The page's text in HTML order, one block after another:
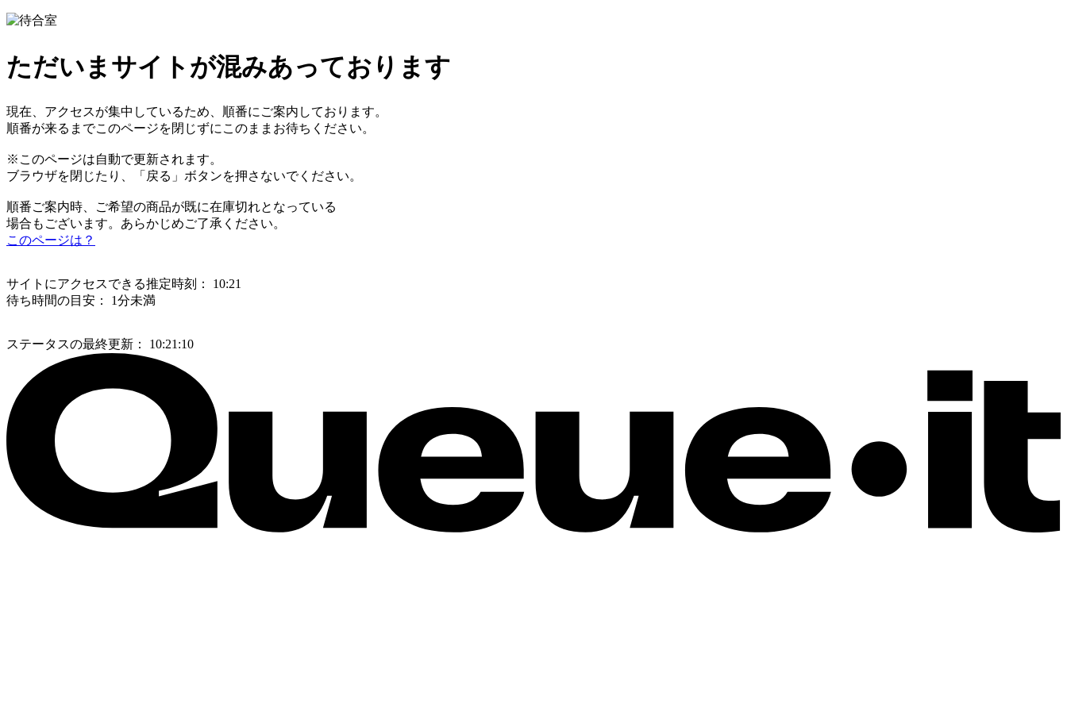
ただいまサイトが混みあっております
現在、アクセスが集中しているため、順番にご案内しております。
順番が来るまでこのページを閉じずにこのままお待ちください。
※このページは自動で更新されます。
ブラウザを閉じたり、「戻る」ボタンを押さないでください。
順番ご案内時、ご希望の商品が既に在庫切れとなっている
場合もございます。あらかじめご了承ください。
このページは？
サイトにアクセスできる推定時刻：
10:21
待ち時間の目安：
1分未満
ステータスの最終更新： 10:21:10